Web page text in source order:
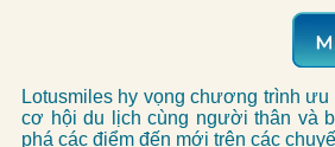
Lotusmiles hy vọng chương trình
cơ hội du lịch cùng người thân và
phá các điểm đến mới trên các